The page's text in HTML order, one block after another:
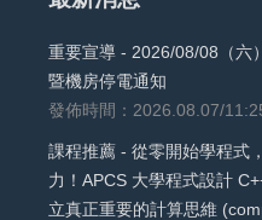
重要宣導 - 2026/08/08（六
暨機房停電通知
發佈時間：2026.08.07/
課程推薦 - 從零開始學程式
力！APCS 大學程式設計
立真正重要的計算思維